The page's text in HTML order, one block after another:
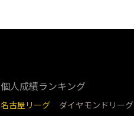
個人成績ランキング
名古屋リーグ
ダイヤモンドリーグ